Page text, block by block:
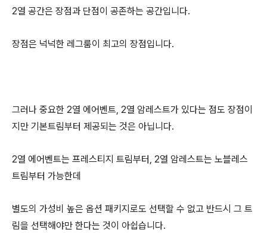
2열 공간은 장점과 단점이 공존하는 공간입니다.
장점은 넉넉한 레그룸이 최고의 장점입니다.
그러나 중요한 2열 에어벤트, 2열 암레스트가 있다는 점도 장점이
지만 기본트림부터 제공되는 것은 아닙니다.
2열 에어벤트는 프레스티지 트림부터, 2열 암레스트는 노블레스
트림부터 가능한데
별도의 가성비 높은 옵션 패키지로도 선택할 수 없고 반드시 그 트
림을 선택해야만 한다는 것이 아쉽습니다.